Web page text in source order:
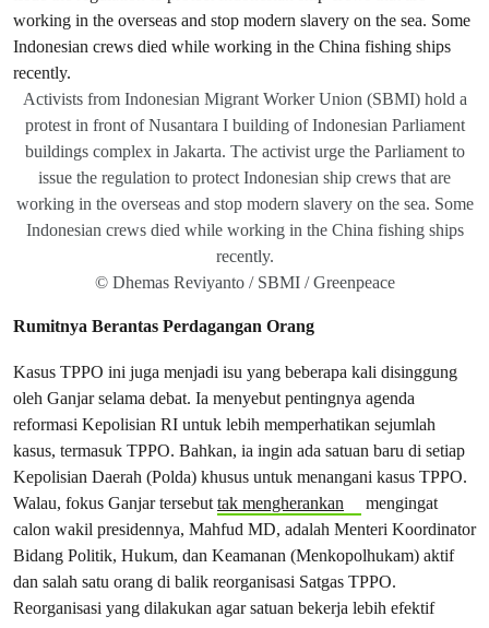
Activists from Indonesian Migrant Worker Union (SBMI) hold a
protest in front of Nusantara I building of Indonesian Parliament
buildings complex in Jakarta. The activist urge the Parliament to
issue the regulation to protect Indonesian ship crews that are
working in the overseas and stop modern slavery on the sea. Some
Indonesian crews died while working in the China fishing ships
recently.
© Dhemas Reviyanto / SBMI / Greenpeace
Rumitnya Berantas Perdagangan Orang
Kasus TPPO ini juga menjadi isu yang beberapa kali disinggung
oleh Ganjar selama debat. Ia menyebut pentingnya agenda
reformasi Kepolisian RI untuk lebih memperhatikan sejumlah
kasus, termasuk TPPO. Bahkan, ia ingin ada satuan baru di setiap
Kepolisian Daerah (Polda) khusus untuk menangani kasus TPPO.
Walau, fokus Ganjar tersebuttak mengherankan
mengingat
calon wakil presidennya, Mahfud MD, adalah Menteri Koordinator
Bidang Politik, Hukum, dan Keamanan (Menkopolhukam) aktif
dan salah satu orang di balik reorganisasi Satgas TPPO.
Reorganisasi yang dilakukan agar satuan bekerja lebih efektif